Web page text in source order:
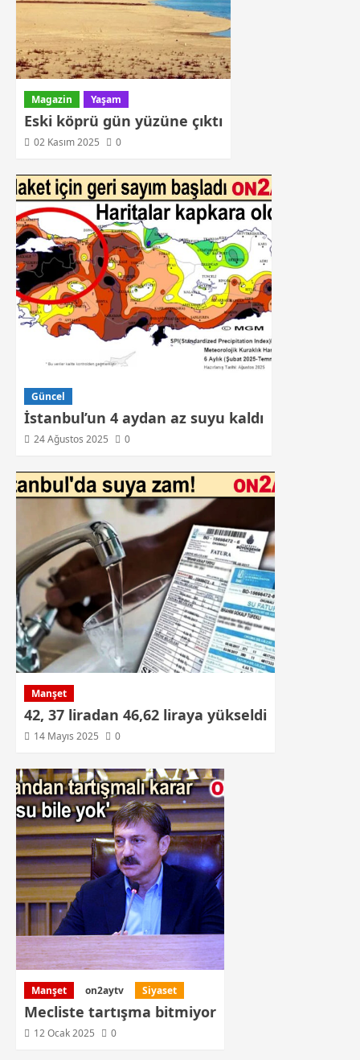
Magazin Yaşam
Eski köprü gün yüzüne çıktı
02 Kasım 2025 0
Güncel
İstanbul’un 4 aydan az suyu kaldı
24 Ağustos 2025 0
Manşet
42, 37 liradan 46,62 liraya yükseldi
14 Mayıs 2025 0
Manşet on2aytv Siyaset
Mecliste tartışma bitmiyor
12 Ocak 2025 0